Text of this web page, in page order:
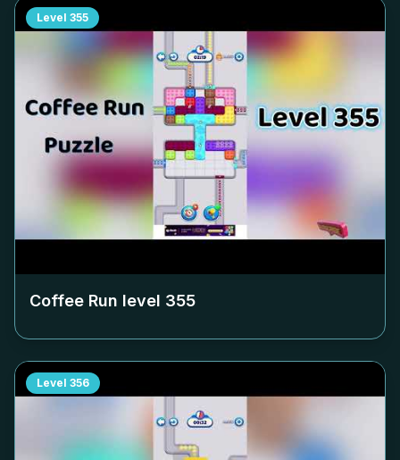
Level 355
Coffee Run level 355
Level 356